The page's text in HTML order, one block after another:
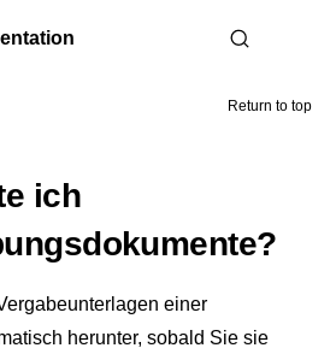
Return to top
ich
einer
herunter, sobald Sie sie